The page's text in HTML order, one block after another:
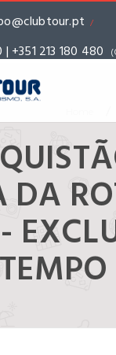
/
+351 213 180 480
TEMPO